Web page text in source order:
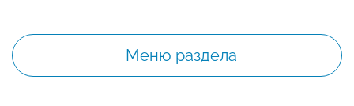
Меню раздела